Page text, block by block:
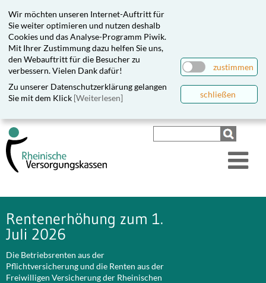
Wir möchten unseren Internet-Auftritt für
Sie weiter optimieren und nutzen deshalb
Cookies und das Analyse-Programm Piwik.
Mit Ihrer Zustimmung dazu helfen Sie uns,
den Webauftritt für die Besucher zu
verbessern. Vielen Dank dafür!
zustimmen
Zu unserer Datenschutzerklärung gelangen
Sie mit dem Klick [Weiterlesen] schließen
Rentenerhöhung zum 1.
Juli 2026
Die Betriebsrenten aus der
Pflichtversicherung und die Renten aus der
Freiwilligen Versicherung der Rheinischen